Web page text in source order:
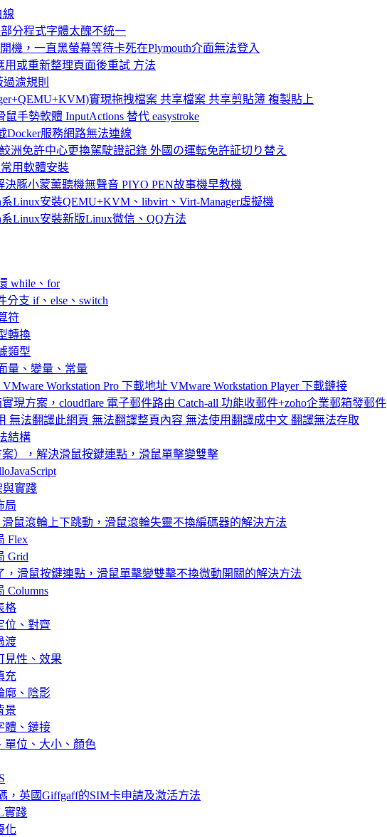
線
分程式字體太醜不統一
機，一直黑螢幕等待卡死在Plymouth介面無法登入
或重新整理頁面後重試 方法
濾規則
實現拖拽檔案 共享檔案 共享剪貼簿 複製貼上
鼠手勢軟體 InputActions 替代 easystroke
Docker服務網路無法連線
洲免許中心更換駕駛證記錄 外國の運転免許証切り替え
用軟體安裝
豚小蒙薰聽機無聲音 PIYO PEN故事機早教機
系Linux安裝QEMU+KVM、libvirt、Virt-Manager虛擬機
系Linux安裝新版Linux微信、QQ方法
while、for
分支 if、else、switch
符
轉換
類型
量、變量、常量
Workstation Pro 下載地址 VMware Workstation Player 下載鏈接
現方案，cloudflare 電子郵件路由 Catch-all 功能收郵件+zoho企業郵箱發郵件
無法翻譯此網頁 無法翻譯整頁內容 無法使用翻譯成中文 翻譯無法存取
結構
），解決滑鼠按鍵連點，滑鼠單擊變雙擊
與實踐
局
鼠滾輪上下跳動，滑鼠滾輪失靈不換編碼器的解決方法
Flex
Grid
，滑鼠按鍵連點，滑鼠單擊變雙擊不換微動開關的解決方法
Columns
格
位、對齊
渡
見性、效果
充
廓、陰影
景
體、鏈接
單位、大小、顏色
，英國Giffgaff的SIM卡申請及激活方法
實踐
化